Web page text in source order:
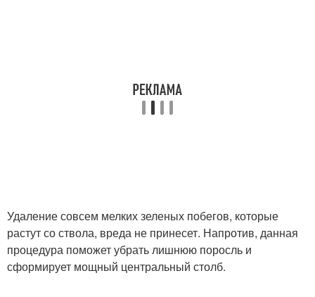
Удаление совсем мелких зеленых побегов, которые
растут со ствола, вреда не принесет. Напротив, данная
процедура поможет убрать лишнюю поросль и
сформирует мощный центральный столб.